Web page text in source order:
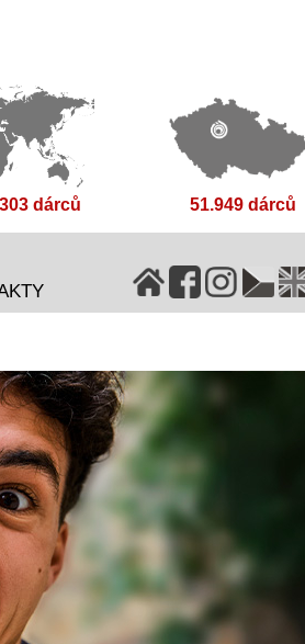
dárců 51.949 dárců